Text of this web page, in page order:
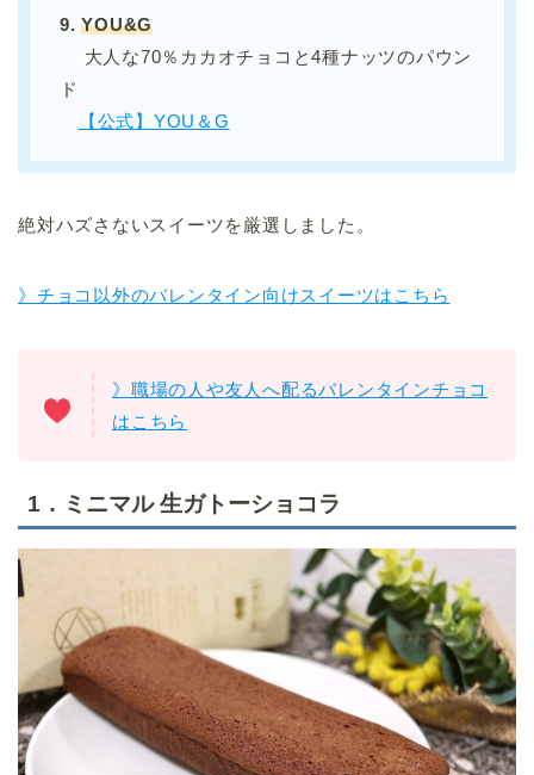
9.YOU&G
大人な70％カカオチョコと4種ナッツのパウン
ド
【公式】YOU＆G
絶対ハズさないスイーツを厳選しました。
》チョコ以外のバレンタイン向けスイーツはこちら
》職場の人や友人へ配るバレンタインチョコ
はこちら
1．ミニマル 生ガトーショコラ